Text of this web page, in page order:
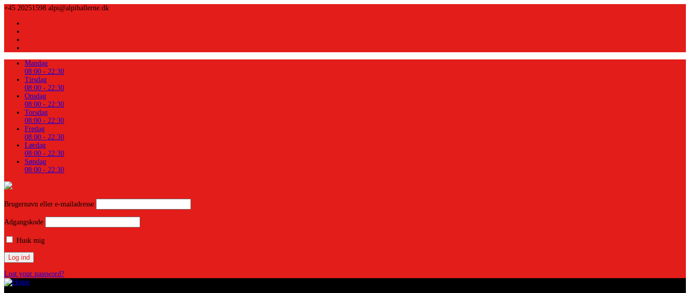
+45 20251598 alpi@alpihallerne.dk
Mandag
08:00 - 22:30
Tirsdag
08:00 - 22:30
Onsdag
08:00 - 22:30
Torsdag
08:00 - 22:30
Fredag
08:00 - 22:30
Lørdag
08:00 - 22:30
Søndag
08:00 - 22:30
Brugernavn eller e-mailadresse
Adgangskode
Husk mig
Lost your password?